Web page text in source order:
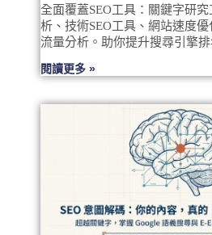
全面覆蓋SEO工具：關鍵字研
析、技術SEO工具、網站速度
流量分析。助你提升搜尋引擎排
閱讀更多 »